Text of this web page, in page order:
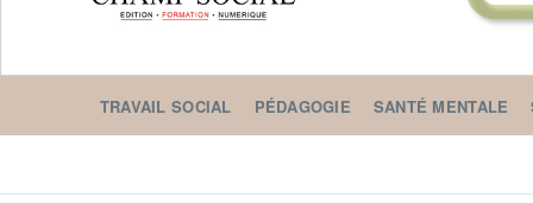
TRAVAIL SOCIAL PÉDAGOGIE SANTÉ MENTALE